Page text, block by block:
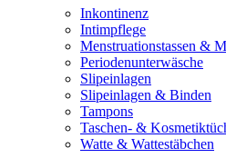
Inkontinenz
Intimpflege
Menstruationstassen &
Periodenunterwäsche
Slipeinlagen
Slipeinlagen & Binden
Tampons
Taschen- &
Watte & Wattestäbchen